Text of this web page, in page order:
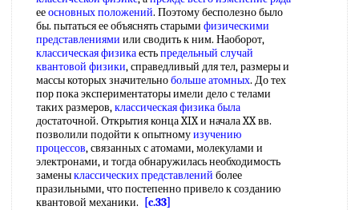
ееосновных положений. Поэтому бесполезно было
бы. пытаться ее объяснять старыми физическими
представлениями или сводить к ним. Наоборот,
классическая физикаестьпредельный случай
квантовой физики, справедливый для тел, размеры и
массы которых значительнобольше атомных. До тех
пор пока экспериментаторы имели дело с телами
таких размеров,классическая физикабыла
достаточной. Открытия конца XIX и начала XX вв.
позволили подойти к опытномуизучению
процессов, связанных с атомами, молекулами и
электронами, и тогда обнаружилась необходимость
заменыклассических представлений более
празильными, что постепенно привело к созданию
квантовой механики.
[c.33]